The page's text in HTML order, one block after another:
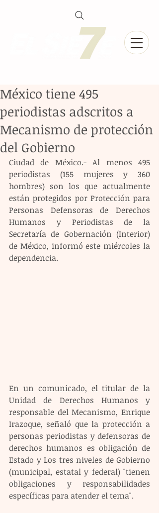
México tiene 495
periodistas adscritos a
Mecanismo de protección
del Gobierno
Ciudad de México.- Al menos 495
periodistas (155 mujeres y 360
hombres) son los que actualmente
están protegidos por Protección para
Personas Defensoras de Derechos
Humanos y Periodistas de la
Secretaría de Gobernación (Interior)
de México, informó este miércoles la
dependencia.
En un comunicado, el titular de la
Unidad de Derechos Humanos y
responsable del Mecanismo, Enrique
Irazoque, señaló que la protección a
personas periodistas y defensoras de
derechos humanos es obligación de
Estado y Los tres niveles de Gobierno
(municipal, estatal y federal) "tienen
obligaciones y responsabilidades
específicas para atender el tema".